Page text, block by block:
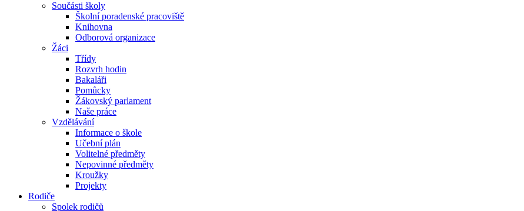
Součásti školy
Školní poradenské pracoviště
Knihovna
Odborová organizace
Žáci
Třídy
Rozvrh hodin
Bakaláři
Pomůcky
Žákovský parlament
Naše práce
Vzdělávání
Informace o škole
Učební plán
Volitelné předměty
Nepovinné předměty
Kroužky
Projekty
Rodiče
Spolek rodičů